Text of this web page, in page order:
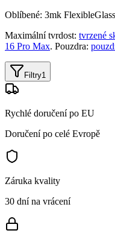
Oblíbené: 3mk
Maximální tvrdost: tvrzené
16 Pro Max. Pouzdra:
Filtry1
Rychlé doručení po EU
Doručení po celé Evropě
Záruka kvality
30 dní na vrácení